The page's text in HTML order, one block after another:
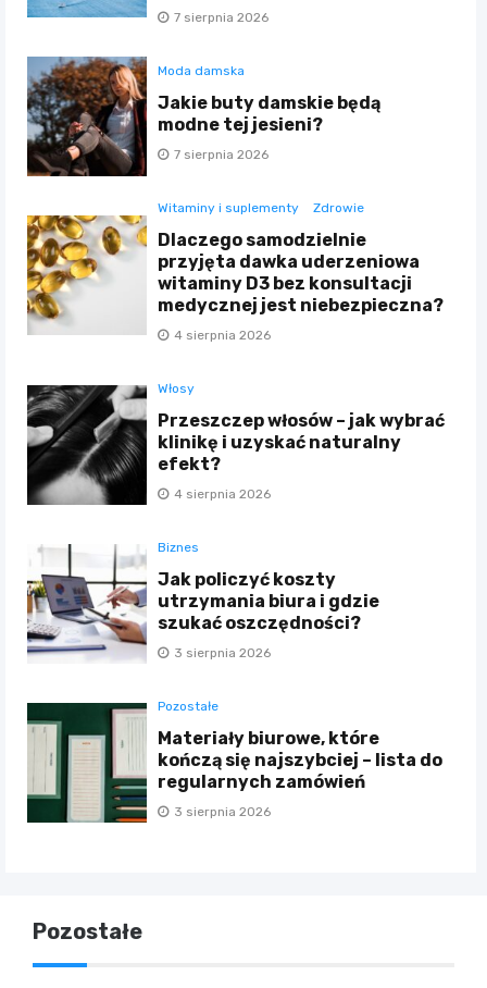
7 sierpnia 2026
Moda damska
Jakie buty damskie będą
modne tej jesieni?
7 sierpnia 2026
Witaminy i suplementy Zdrowie
Dlaczego samodzielnie
przyjęta dawka uderzeniowa
witaminy D3 bez konsultacji
medycznej jest niebezpieczna?
4 sierpnia 2026
Włosy
Przeszczep włosów – jak wybrać
klinikę i uzyskać naturalny
efekt?
4 sierpnia 2026
Biznes
Jak policzyć koszty
utrzymania biura i gdzie
szukać oszczędności?
3 sierpnia 2026
Pozostałe
Materiały biurowe, które
kończą się najszybciej – lista do
regularnych zamówień
3 sierpnia 2026
Pozostałe